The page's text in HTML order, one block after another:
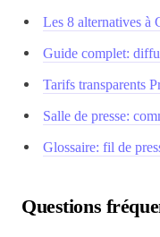
Les 8 alternatives à
Guide complet:
Tarifs transparents
Salle de presse:
Glossaire: fil de
Questions